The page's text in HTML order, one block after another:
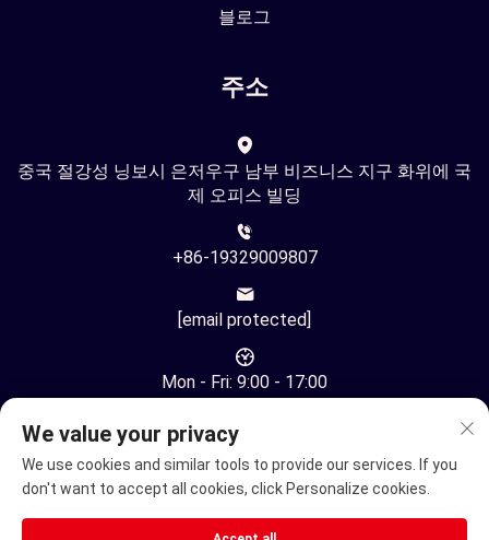
블로그
주소
중국 절강성 닝보시 은저우구 남부 비즈니스 지구 화위에 국
제 오피스 빌딩
+86-19329009807
[email protected]
Mon - Fri: 9:00 - 17:00
저작권 © 중국 닝보 유환 자동화 기술 유한회사. 모든 권리 보유
We value your privacy
We use cookies and similar tools to provide our services. If you
don't want to accept all cookies, click Personalize cookies.